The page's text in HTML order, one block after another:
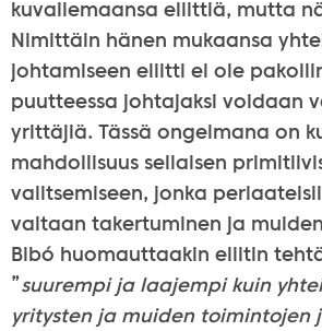
kuvailemaansa eliittiä, mutta
Nimittäin hänen mukaansa
johtamiseen eliitti ei ole
puutteessa johtajaksi voidaan
yrittäjiä. Tässä ongelmana on
mahdollisuus sellaisen
valitsemiseen, jonka
valtaan takertuminen ja
Bibó huomauttaakin eliitin
”suurempi ja laajempi kuin
yritysten ja muiden toimintojen